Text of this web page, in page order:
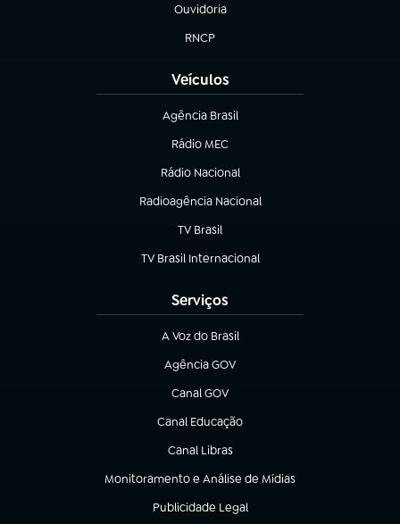
Ouvidoria
(abre em nova aba)
RNCP
(abre em nova aba)
Veículos
Agência Brasil
(abre em nova aba)
Rádio MEC
(abre em nova aba)
Rádio Nacional
Radioagência Nacional
(abre em nova aba)
TV Brasil
(abre em nova aba)
TV Brasil Internacional
(abre em nova aba)
Serviços
A Voz do Brasil
(abre em nova aba)
Agência GOV
(abre em nova aba)
Canal GOV
(abre em nova aba)
Canal Educação
(abre em nova aba)
Canal Libras
(abre em nova aba)
Monitoramento e Análise de Mídias
(abre em nova aba)
Publicidade Legal
(abre em nova aba)